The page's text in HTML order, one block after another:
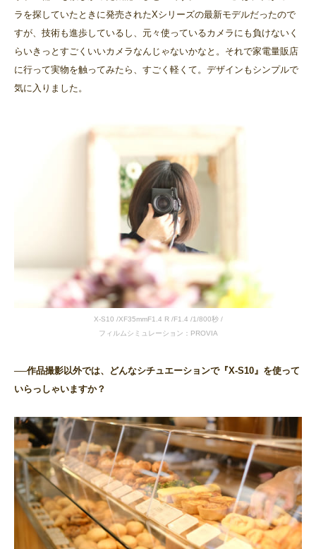
ラを探していたときに発売されたXシリーズの最新モデルだったので
すが、技術も進歩しているし、元々使っているカメラにも負けないく
らいきっとすごくいいカメラなんじゃないかなと。それで家電量販店
に行って実物を触ってみたら、すごく軽くて。デザインもシンプルで
気に入りました。
X-S10 /XF35mmF1.4 R /F1.4 /1/800秒 /
フィルムシミュレーション：PROVIA
──作品撮影以外では、どんなシチュエーションで『X-S10』を使って
いらっしゃいますか？